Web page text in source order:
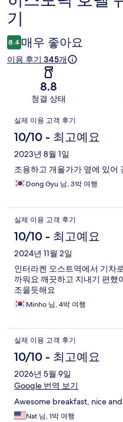
용
후
기
기
8.4 매우 좋아요
이용 후기 345개
8.8
청결 상태
이
용
후
기
실제 이용 고객 후기
10/10 - 최고예요
2023년 8월 1일
조용하고 개울가가 옆에 있어
Dong Gyu 님, 3박 여행
실제 이용 고객 후기
10/10 - 최고예요
2024년 11월 2일
인터라켄 오스트역에서 기차
까워요 깨끗하고 지내기 편했
조을듯해요
Minho 님, 4박 여행
실제 이용 고객 후기
10/10 - 최고예요
2026년 5월 9일
Google 번역 보기
Awesome breakfast, nice
Nat 님, 1박 여행